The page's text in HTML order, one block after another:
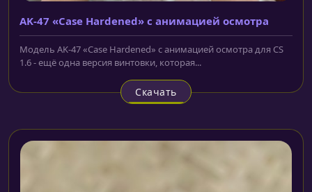
AK-47 «Case Hardened» с анимацией осмотра
Модель AK-47 «Case Hardened» с анимацией осмотра для CS
1.6 - ещё одна версия винтовки, которая...
Скачать